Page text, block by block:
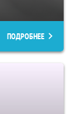
ПОДРОБНЕЕ